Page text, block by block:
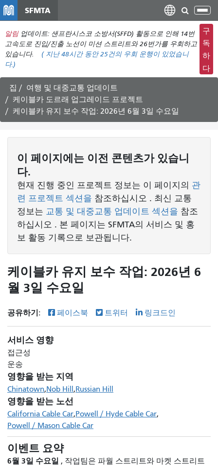
컨
텐
츠
건
너
뛰
기
SFMTA
탐
색
메
뉴
전
환
알림 업데이트: 샌프란시스코 소방서(SFFD) 활동으로 인해 14번
고속도로 진입/진출 노선이 미션 스트리트와 26번가를 우회하고
있습니다.
( 지난 48시간 동안25건의 우회 운행이 있었습니
다.)
구
독
하
다
집
여행 및 대중교통 업데이트
케이블카 도르래 업그레이드 프로젝트
케이블카 유지 보수 작업: 2026년 6월 3일 수요일
이 페이지에는 이전 콘텐츠가 있습니
다.
현재 진행 중인 프로젝트 정보는 이 페이지의 관
련 프로젝트 섹션을 참조하십시오 . 최신 교통
정보는 교통 및 대중교통 업데이트 섹션을 참조
하십시오 . 본 페이지는 SFMTA의 서비스 및 홍
보 활동 기록으로 보관됩니다.
케이블카 유지 보수 작업: 2026년 6
월 3일 수요일
공유하기: 페이스북 트위터 링크드인
서비스 영향
접근성
운송
영향을 받는 지역
Chinatown Nob Hill Russian Hill
영향을 받는 노선
California Cable Car Powell / Hyde Cable Car
Powell / Mason Cable Car
이벤트 요약
6월 3일 수요일 , 작업팀은 파월 스트리트와 마켓 스트리트